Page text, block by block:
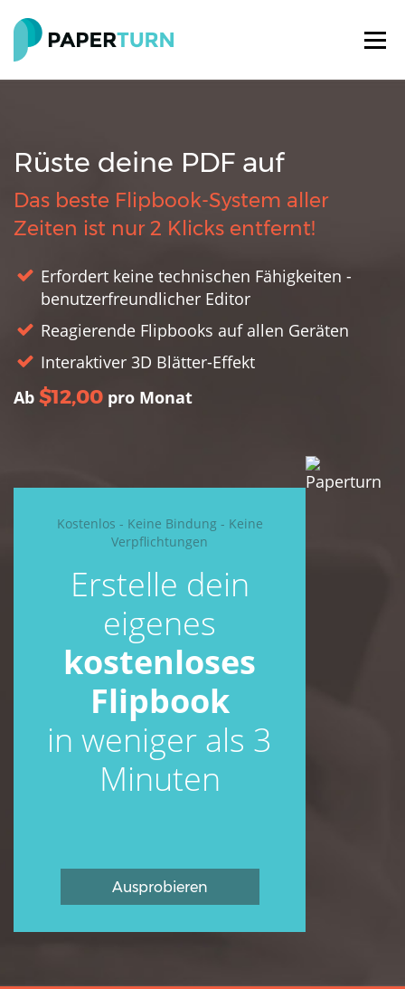
Rüste deine PDF auf
Das beste Flipbook-System aller
Zeiten ist nur 2 Klicks entfernt!
Erfordert keine technischen Fähigkeiten -
benutzerfreundlicher Editor
Reagierende Flipbooks auf allen Geräten
Interaktiver 3D Blätter-Effekt
Ab $12,00 pro Monat
Kostenlos - Keine Bindung - Keine
Verpflichtungen
Erstelle dein
eigenes
kostenloses
Flipbook
in weniger als 3
Minuten
Ausprobieren